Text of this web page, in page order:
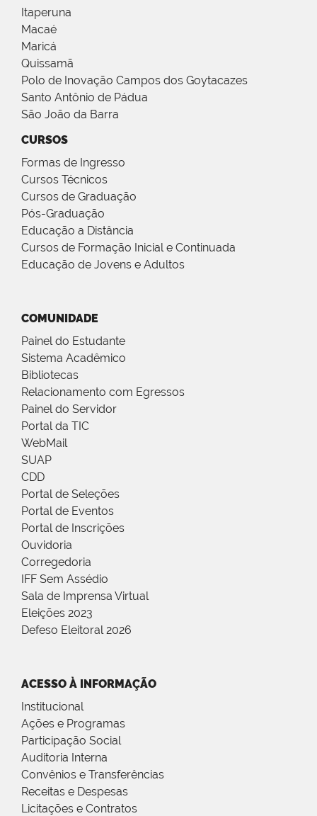
Itaperuna
Macaé
Maricá
Quissamã
Polo de Inovação Campos dos Goytacazes
Santo Antônio de Pádua
São João da Barra
CURSOS
Formas de Ingresso
Cursos Técnicos
Cursos de Graduação
Pós-Graduação
Educação a Distância
Cursos de Formação Inicial e Continuada
Educação de Jovens e Adultos
COMUNIDADE
Painel do Estudante
Sistema Acadêmico
Bibliotecas
Relacionamento com Egressos
Painel do Servidor
Portal da TIC
WebMail
SUAP
CDD
Portal de Seleções
Portal de Eventos
Portal de Inscrições
Ouvidoria
Corregedoria
IFF Sem Assédio
Sala de Imprensa Virtual
Eleições 2023
Defeso Eleitoral 2026
ACESSO À INFORMAÇÃO
Institucional
Ações e Programas
Participação Social
Auditoria Interna
Convênios e Transferências
Receitas e Despesas
Licitações e Contratos